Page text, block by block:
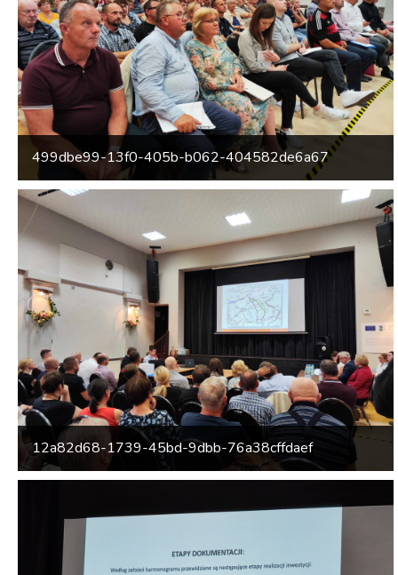
499dbe99-13f0-405b-b062-404582de6a67
12a82d68-1739-45bd-9dbb-76a38cffdaef